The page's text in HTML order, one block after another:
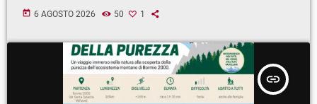
today 6 AGOSTO 2026 50 1
insert_link